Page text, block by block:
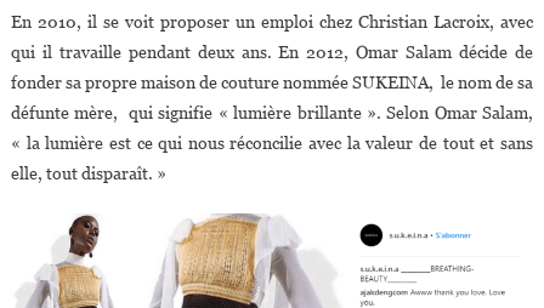
En 2010, il se voit proposer un emploi chez Christian Lacroix, avec
qui il travaille pendant deux ans. En 2012, Omar Salam décide de
fonder sa propre maison de couture nommée SUKEINA, le nom de sa
défunte mère, qui signifie « lumière brillante ». Selon Omar Salam,
« la lumière est ce qui nous réconcilie avec la valeur de tout et sans
elle, tout disparaît. »